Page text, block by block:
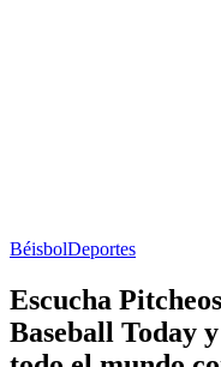
BéisbolDeportes
Escucha
Baseball Today